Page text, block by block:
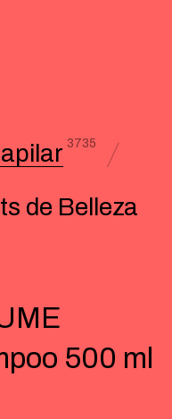
3735
de Belleza
500 ml